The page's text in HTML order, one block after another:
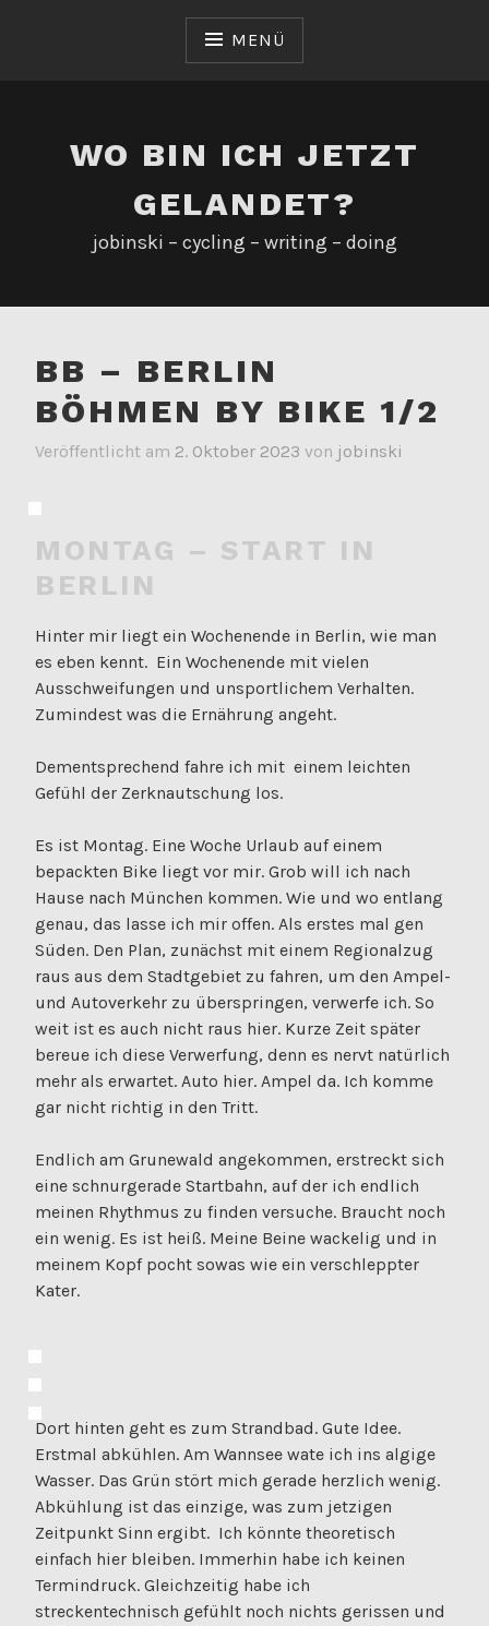
MENÜ
WO BIN ICH JETZT
GELANDET?
jobinski – cycling – writing – doing
BB – BERLIN
BÖHMEN BY BIKE 1/2
Veröffentlicht am 2. Oktober 2023 von jobinski
MONTAG – START IN
BERLIN
Hinter mir liegt ein Wochenende in Berlin, wie man
es eben kennt. Ein Wochenende mit vielen
Ausschweifungen und unsportlichem Verhalten.
Zumindest was die Ernährung angeht.
Dementsprechend fahre ich mit einem leichten
Gefühl der Zerknautschung los.
Es ist Montag. Eine Woche Urlaub auf einem
bepackten Bike liegt vor mir. Grob will ich nach
Hause nach München kommen. Wie und wo entlang
genau, das lasse ich mir offen. Als erstes mal gen
Süden. Den Plan, zunächst mit einem Regionalzug
raus aus dem Stadtgebiet zu fahren, um den Ampel-
und Autoverkehr zu überspringen, verwerfe ich. So
weit ist es auch nicht raus hier. Kurze Zeit später
bereue ich diese Verwerfung, denn es nervt natürlich
mehr als erwartet. Auto hier. Ampel da. Ich komme
gar nicht richtig in den Tritt.
Endlich am Grunewald angekommen, erstreckt sich
eine schnurgerade Startbahn, auf der ich endlich
meinen Rhythmus zu finden versuche. Braucht noch
ein wenig. Es ist heiß. Meine Beine wackelig und in
meinem Kopf pocht sowas wie ein verschleppter
Kater.
Dort hinten geht es zum Strandbad. Gute Idee.
Erstmal abkühlen. Am Wannsee wate ich ins algige
Wasser. Das Grün stört mich gerade herzlich wenig.
Abkühlung ist das einzige, was zum jetzigen
Zeitpunkt Sinn ergibt. Ich könnte theoretisch
einfach hier bleiben. Immerhin habe ich keinen
Termindruck. Gleichzeitig habe ich
streckentechnisch gefühlt noch nichts gerissen und